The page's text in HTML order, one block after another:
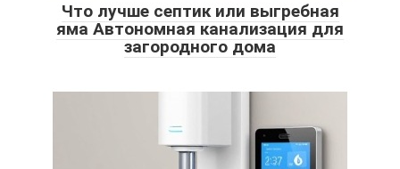
Что лучше септик или выгребная
яма Автономная канализация для
загородного дома